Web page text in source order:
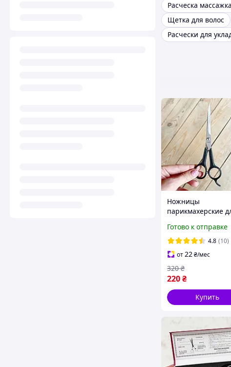
Щетка для волос
Ножницы
парикмахерские
Готово к отправке
4.8 (10)
от 22 ₴/мес
220₴
320 ₴
Купить